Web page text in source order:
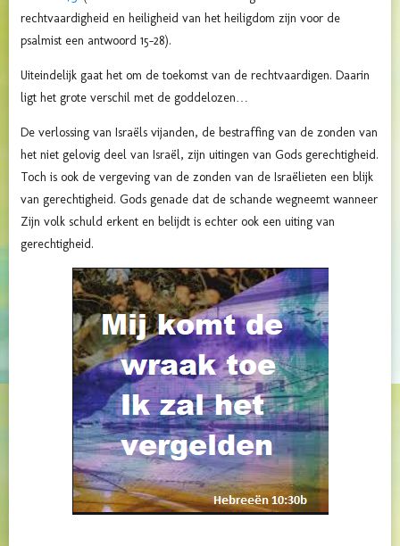
rechtvaardigheid en heiligheid van het heiligdom zijn voor de
psalmist een antwoord 15-28).
Uiteindelijk gaat het om de toekomst van de rechtvaardigen. Daarin
ligt het grote verschil met de goddelozen…
De verlossing van Israëls vijanden, de bestraffing van de zonden van
het niet gelovig deel van Israël, zijn uitingen van Gods gerechtigheid.
Toch is ook de vergeving van de zonden van de Israëlieten een blijk
van gerechtigheid. Gods genade dat de schande wegneemt wanneer
Zijn volk schuld erkent en belijdt is echter ook een uiting van
gerechtigheid.